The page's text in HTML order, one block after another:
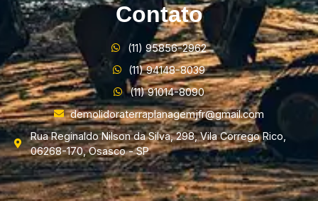
Contato
(11) 95856-2962
(11) 94148-8039
(11) 91014-8090
demolidoraterraplanagemjfr@gmail.com
Rua Reginaldo Nilson da Silva, 298, Vila Corrego Rico,
06268-170, Osasco - SP